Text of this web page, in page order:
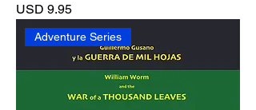
Precio
USD 9.95
Adventure Series